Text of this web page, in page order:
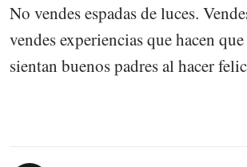
No vendes espadas de luces.
vendes experiencias que hacen
sientan buenos padres al hacer